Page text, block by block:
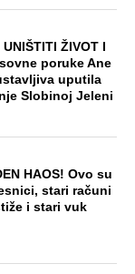
ŽIVOT I
poruke Ane
uputila
Slobinoj Jeleni
HAOS! Ovo su
stari računi
i stari vuk